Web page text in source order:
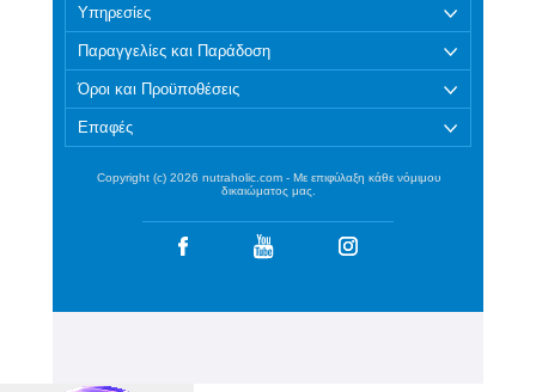
Υπηρεσίες
Παραγγελίες και Παράδοση
Όροι και Προϋποθέσεις
Επαφές
Copyright (c) 2026 nutraholic.com - Με επιφύλαξη κάθε νόμιμου
δικαιώματος μας.